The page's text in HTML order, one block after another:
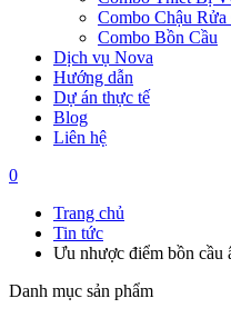
Combo Chậu Rửa
Combo Bồn Cầu
Dịch vụ Nova
Hướng dẫn
Dự án thực tế
Blog
Liên hệ
0
Trang chủ
Tin tức
Ưu nhược điểm bồn cầu
Danh mục sản phẩm